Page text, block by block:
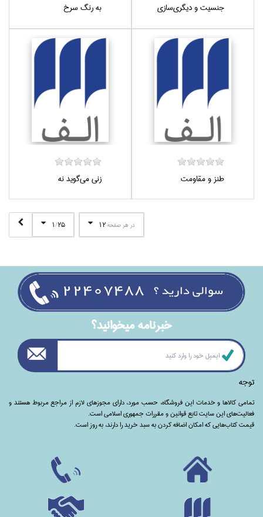
جنسيت و ديگري‌سازي به رنگ سرخ
طنز و مقاومت زني مي‌گويد نه
در هر صفحه12
1/25
خبرنامه ميخوانيد؟
توجه
تمامی‌ کالاها و خدمات این فروشگاه، حسب مورد،‌ دارای مجوزهای لازم از مراجع مربوط هستند ‌و‌‌
فعالیت‌های این سایت تابع قوانین و مقررات جمهوری اسلامی است.
قیمت کتاب‌هایی که امکان اضافه کردن به سبد خرید را دارند،‌ به روز است.